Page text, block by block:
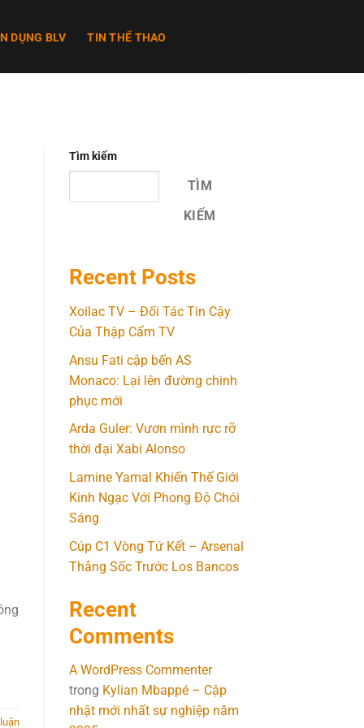
DỤNG BLV TIN THỂ THAO
Tìm kiếm
TÌM
KIẾM
Recent Posts
Xoilac TV – Đối Tác Tin Cậy
Của Thập Cẩm TV
Ansu Fati cập bến AS
Monaco: Lại lên đường chinh
phục mới
Arda Guler: Vươn mình rực rỡ
thời đại Xabi Alonso
Lamine Yamal Khiến Thế Giới
Kinh Ngạc Với Phong Độ Chói
Sáng
Cúp C1 Vòng Tứ Kết – Arsenal
Thắng Sốc Trước Los Bancos
Recent
Comments
A WordPress Commenter
trong Kylian Mbappé – Cập
nhật mới nhất sự nghiệp năm